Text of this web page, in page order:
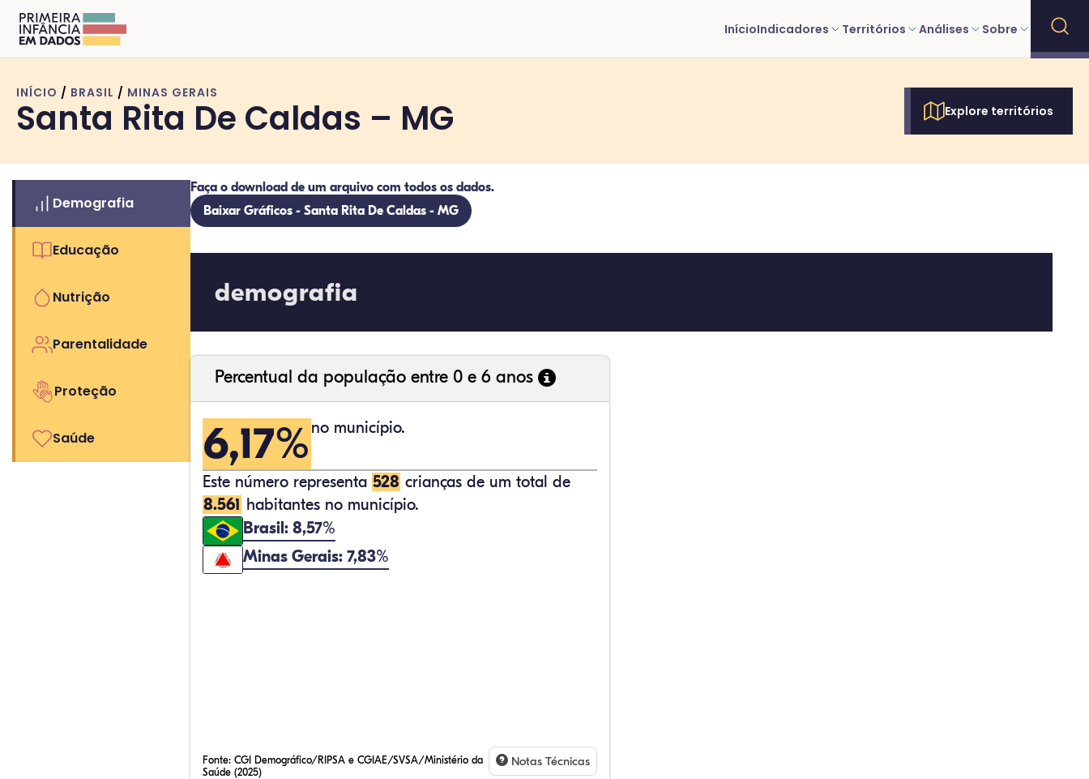
InícioIndicadores Territórios Análises Sobre
INÍCIO / BRASIL / MINAS GERAIS
Santa Rita De Caldas – MG Explore territórios
Demografia
Educação
Nutrição
Parentalidade
Proteção
Saúde
Faça o download de um arquivo com todos os dados.
Baixar Gráficos - Santa Rita De Caldas - MG
demografia
Percentual da população entre 0 e 6 anos
6,17% no município.
Este número representa 528 crianças de um total de
8.561 habitantes no município.
Brasil: 8,57%
Minas Gerais: 7,83%
Fonte: CGI Demográfico/RIPSA e CGIAE/SVSA/Ministério da
Saúde (2025)
Notas Técnicas